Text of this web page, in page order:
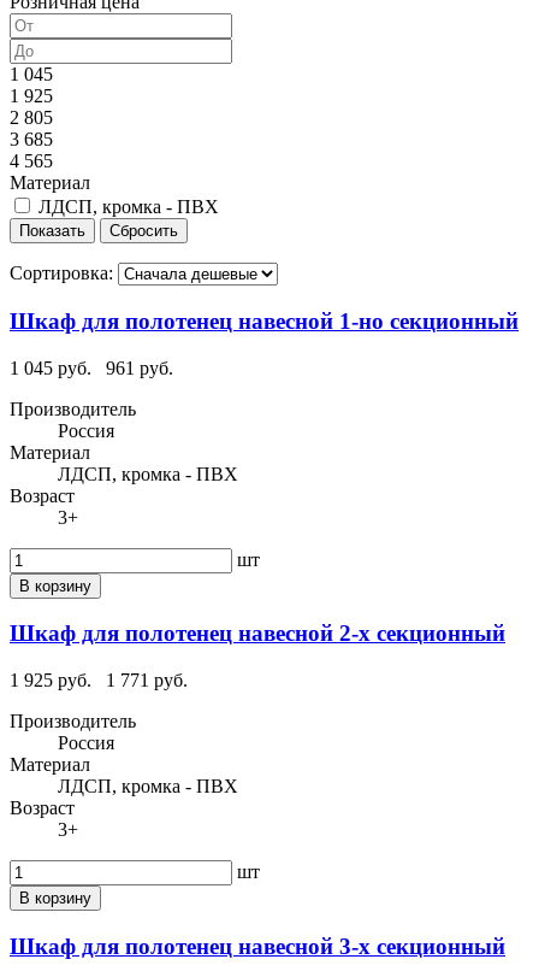
1 045
1 925
2 805
3 685
4 565
Материал
ЛДСП, кромка - ПВХ
Сортировка:
Шкаф для полотенец навесной 1-но секционный
1 045 руб.
961 руб.
Производитель
Россия
Материал
ЛДСП, кромка - ПВХ
Возраст
3+
шт
В корзину
Шкаф для полотенец навесной 2-х секционный
1 925 руб.
1 771 руб.
Производитель
Россия
Материал
ЛДСП, кромка - ПВХ
Возраст
3+
шт
В корзину
Шкаф для полотенец навесной 3-х секционный